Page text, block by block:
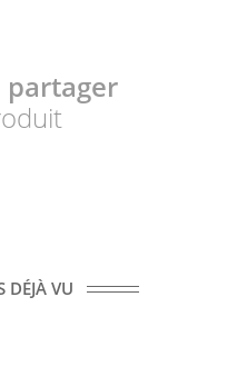
partager
DÉJÀ VU